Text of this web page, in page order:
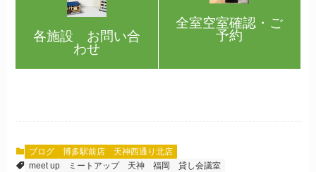
各施設 お問い合
わせ
全室空室確認・ご
予約
ブログ 博多駅前店
天神西通り北店
meet up
ミートアップ 天神 福岡 貸し会議室